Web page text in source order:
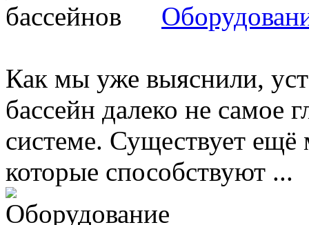
Как мы уже выяснили,
бассейн далеко не самое
системе. Существует ещё
которые способствуют ...